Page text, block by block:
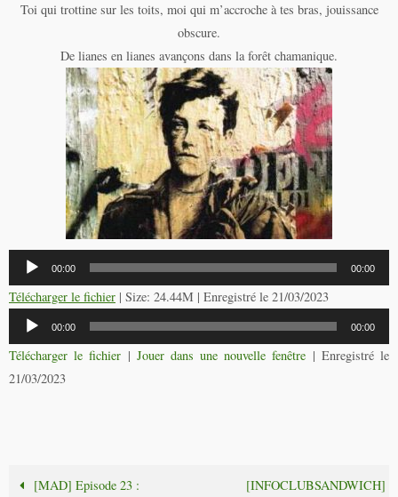
Toi qui trottine sur les toits, moi qui m’accroche à tes bras, jouissance
obscure.
De lianes en lianes avançons dans la forêt chamanique.
Lecteur
audio
00:00 00:00
Télécharger le fichier | Size: 24.44M | Enregistré le 21/03/2023
Lecteur
audio
00:00 00:00
Télécharger le fichier | Jouer dans une nouvelle fenêtre | Enregistré le
21/03/2023
[MAD] Episode 23 :
[INFOCLUBSANDWICH]